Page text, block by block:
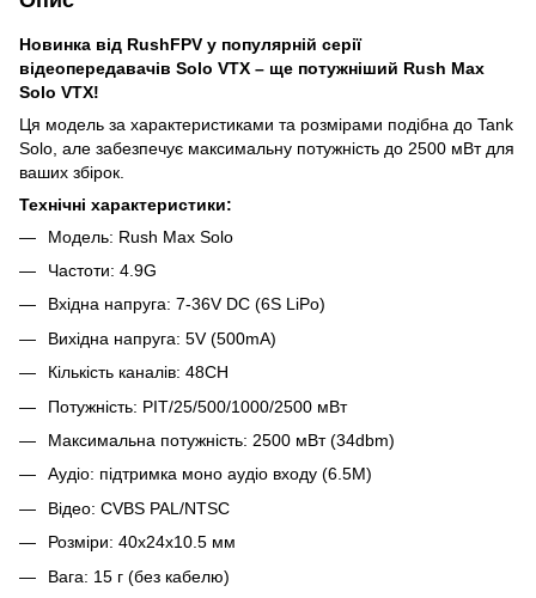
Новинка від RushFPV у популярній серії
відеопередавачів Solo VTX – ще потужніший Rush Max
Solo VTX!
Ця модель за характеристиками та розмірами подібна до Tank
Solo, але забезпечує максимальну потужність до 2500 мВт для
ваших збірок.
Технічні характеристики:
Модель: Rush Max Solo
Частоти: 4.9G
Вхідна напруга: 7-36V DC (6S LiPo)
Вихідна напруга: 5V (500mA)
Кількість каналів: 48CH
Потужність: PIT/25/500/1000/2500 мВт
Максимальна потужність: 2500 мВт (34dbm)
Аудіо: підтримка моно аудіо входу (6.5M)
Відео: CVBS PAL/NTSC
Розміри: 40х24х10.5 мм
Вага: 15 г (без кабелю)